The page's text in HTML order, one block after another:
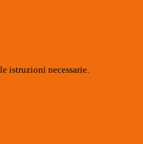
istruzioni necessarie.